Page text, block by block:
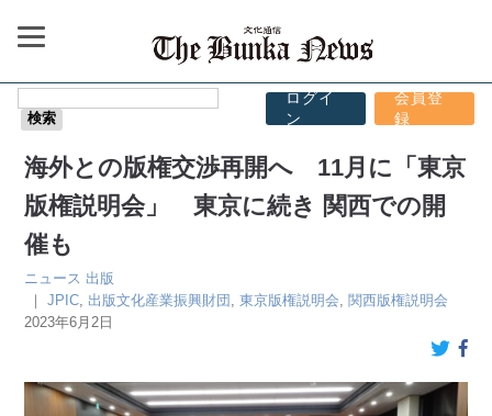
ログイ
ン
会員登
録
海外との版権交渉再開へ 11月に「東京
版権説明会」 東京に続き 関西での開
催も
ニュース 出版
｜JPIC 出版文化産業振興財団 ,東京版権説明会 ,関西版権説明会
2023年6月2日